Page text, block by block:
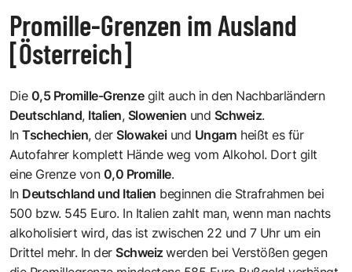
Promille-Grenzen im Ausland
[Österreich]
Die 0,5 Promille-Grenzegilt auch in den Nachbarländern
Deutschland, Italien, Slowenien und Schweiz.
InTschechien, derSlowakeiund Ungarn heißt es für
Autofahrer komplett Hände weg vom Alkohol. Dort gilt
eine Grenze von 0,0 Promille.
In Deutschland und Italien beginnen die Strafrahmen bei
500 bzw. 545 Euro. In Italien zahlt man, wenn man nachts
alkoholisiert wird, das ist zwischen 22 und 7 Uhr um ein
Drittel mehr. In derSchweizwerden bei Verstößen gegen